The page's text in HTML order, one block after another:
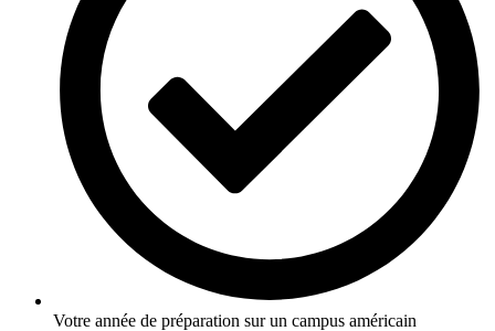
Votre année de préparation sur un campus américain